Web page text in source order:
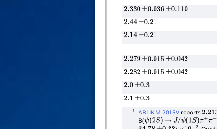
2.330 ±0.036 ±0.110
2.44 ±0.21
2.14 ±0.21
2.279 ±0.015 ±0.042
2.282 ±0.015 ±0.042
2.0 ±0.3
2.1 ±0.3
1 ABLIKIM 2015V reports2.213
B(ψ(2S) → J/ψ(1S)π+π−